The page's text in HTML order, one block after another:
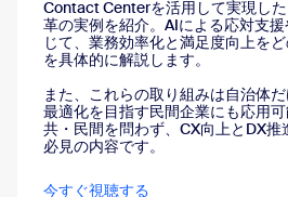
Contact Centerを活用して実現し
革の実例を紹介。AIによる応対支
じて、業務効率化と満足度向上を
を具体的に解説します。
また、これらの取り組みは自治体
最適化を目指す民間企業にも応用
共・民間を問わず、CX向上とDX推
必見の内容です。
今すぐ視聴する